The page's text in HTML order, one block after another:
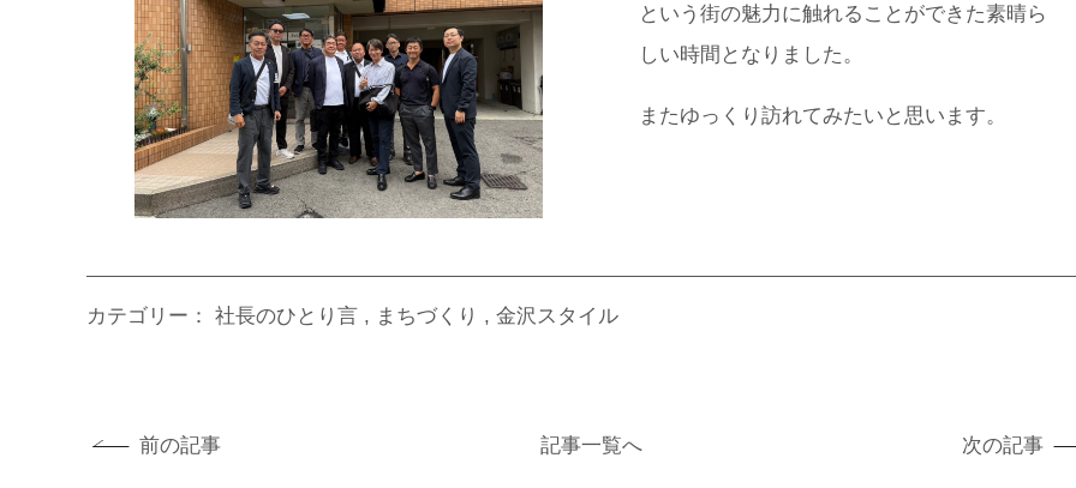
という街の魅力に触れることができた素晴ら
しい時間となりました。
またゆっくり訪れてみたいと思います。
カテゴリー： 社長のひとり言 まちづくり 金沢スタイル
前の記事 記事一覧へ 次の記事